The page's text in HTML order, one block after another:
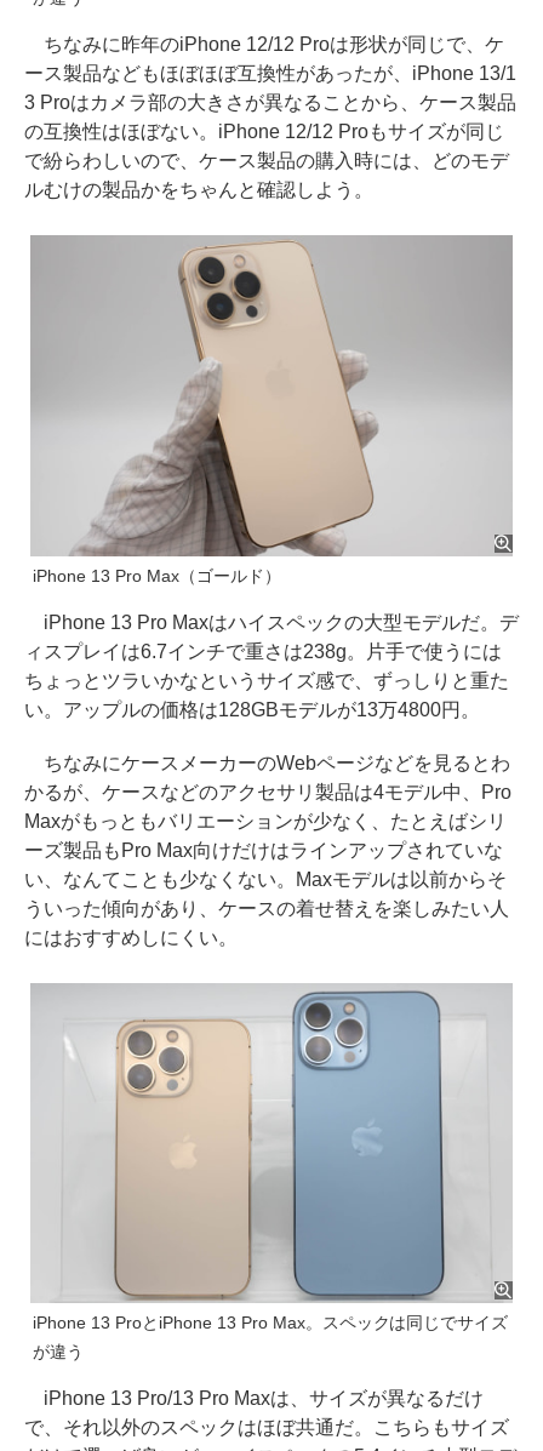
ちなみに昨年のiPhone 12/12 Proは形状が同じで、ケ
ース製品などもほぼほぼ互換性があったが、iPhone 13/1
3 Proはカメラ部の大きさが異なることから、ケース製品
の互換性はほぼない。iPhone 12/12 Proもサイズが同じ
で紛らわしいので、ケース製品の購入時には、どのモデ
ルむけの製品かをちゃんと確認しよう。
iPhone 13 Pro Max（ゴールド）
iPhone 13 Pro Maxはハイスペックの大型モデルだ。デ
ィスプレイは6.7インチで重さは238g。片手で使うには
ちょっとツラいかなというサイズ感で、ずっしりと重た
い。アップルの価格は128GBモデルが13万4800円。
ちなみにケースメーカーのWebページなどを見るとわ
かるが、ケースなどのアクセサリ製品は4モデル中、Pro
Maxがもっともバリエーションが少なく、たとえばシリ
ーズ製品もPro Max向けだけはラインアップされていな
い、なんてことも少なくない。Maxモデルは以前からそ
ういった傾向があり、ケースの着せ替えを楽しみたい人
にはおすすめしにくい。
iPhone 13 ProとiPhone 13 Pro Max。スペックは同じでサイズ
が違う
iPhone 13 Pro/13 Pro Maxは、サイズが異なるだけ
で、それ以外のスペックはほぼ共通だ。こちらもサイズ